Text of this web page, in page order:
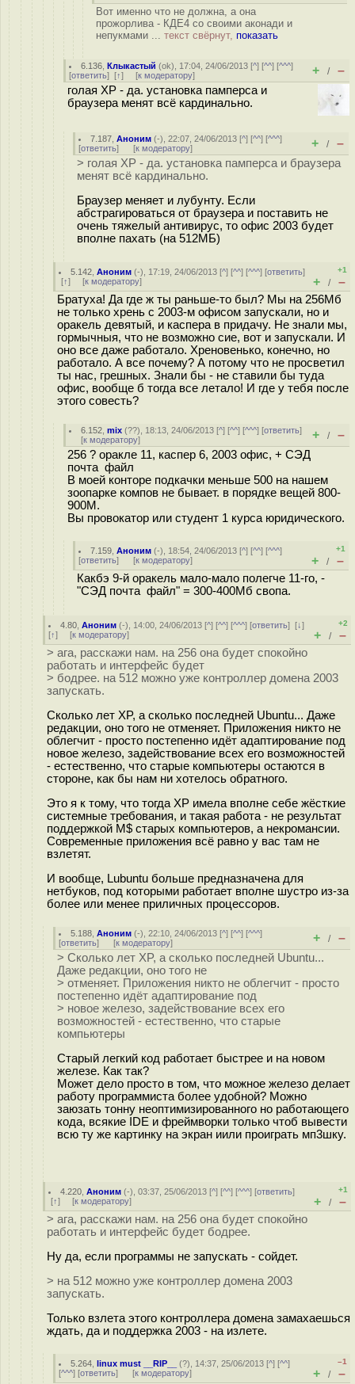
Вот именно что не должна, а она
прожорлива - КДЕ4 со своими аконади и
непукмами ... текст свёрнут, показать
6.136 ,Клыкастый (ok), 17:04, 24/06/2013 [^] [^^] [^^^]
[ответить] [↑] [к модератору] + / –
голая XP - да. установка памперса и
браузера менят всё кардинально.
7.187 ,Аноним (-), 22:07, 24/06/2013 [^] [^^] [^^^]
[ответить] [к модератору] + / –
> голая XP - да. установка памперса и браузера
менят всё кардинально.
Браузер меняет и лубунту. Если
абстрагироваться от браузера и поставить не
очень тяжелый антивирус, то офис 2003 будет
вполне пахать (на 512МБ)
5.142 ,Аноним (-), 17:19, 24/06/2013 [^] [^^] [^^^] [ответить]
[↑] [к модератору]
+1
+ / –
Братуха! Да где ж ты раньше-то был? Мы на 256Мб
не только хрень с 2003-м офисом запускали, но и
оракель девятый, и каспера в придачу. Не знали мы,
гормычныя, что не возможно сие, вот и запускали. И
оно все даже работало. Хреновенько, конечно, но
работало. А все почему? А потому что не просветил
ты нас, грешных. Знали бы - не ставили бы туда
офис, вообще б тогда все летало! И где у тебя после
этого совесть?
6.152 ,mix (??), 18:13, 24/06/2013 [^] [^^] [^^^] [ответить]
[к модератору] + / –
256 ? oракле 11, каспер 6, 2003 офис, + СЭД
почта файл
В моей конторе подкачки меньше 500 на нашем
зоопарке компов не бывает. в порядке вещей 800-
900М.
Вы провокатор или студент 1 курса юридического.
7.159 ,Аноним (-), 18:54, 24/06/2013 [^] [^^] [^^^]
[ответить] [к модератору]
+1
+ / –
Какбэ 9-й оракель мало-мало полегче 11-го, -
"СЭД почта файл" = 300-400Мб свопа.
4.80 ,Аноним (-), 14:00, 24/06/2013 [^] [^^] [^^^] [ответить][↓]
[↑] [к модератору]
+2
+ / –
> ага, расскажи нам. на 256 она будет спокойно
работать и интерфейс будет
> бодрее. на 512 можно уже контроллер домена 2003
запускать.
Сколько лет XP, а сколько последней Ubuntu... Даже
редакции, оно того не отменяет. Приложения никто не
облегчит - просто постепенно идёт адаптирование под
новое железо, задействование всех его возможностей
- естественно, что старые компьютеры остаются в
стороне, как бы нам ни хотелось обратного.
Это я к тому, что тогда XP имела вполне себе жёсткие
системные требования, и такая работа - не результат
поддержкой M$ старых компьютеров, а некромансии.
Современные приложения всё равно у вас там не
взлетят.
И вообще, Lubuntu больше предназначена для
нетбуков, под которыми работает вполне шустро из-за
более или менее приличных процессоров.
5.188 ,Аноним (-), 22:10, 24/06/2013 [^] [^^] [^^^]
[ответить] [к модератору] + / –
> Сколько лет XP, а сколько последней Ubuntu...
Даже редакции, оно того не
> отменяет. Приложения никто не облегчит - просто
постепенно идёт адаптирование под
> новое железо, задействование всех его
возможностей - естественно, что старые
компьютеры
Старый легкий код работает быстрее и на новом
железе. Как так?
Может дело просто в том, что можное железо делает
работу программиста более удобной? Можно
заюзать тонну неоптимизированного но работающего
кода, всякие IDE и фреймворки только чтоб вывести
всю ту же картинку на экран иили проиграть мп3шку.
4.220 ,Аноним (-), 03:37, 25/06/2013 [^] [^^] [^^^] [ответить]
[↑] [к модератору]
+1
+ / –
> ага, расскажи нам. на 256 она будет спокойно
работать и интерфейс будет бодрее.
Ну да, если программы не запускать - сойдет.
> на 512 можно уже контроллер домена 2003
запускать.
Только взлета этого контроллера домена замахаешься
ждать, да и поддержка 2003 - на излете.
5.264 ,linux must __RIP__ (?), 14:37, 25/06/2013 [^] [^^]
[^^^] [ответить] [к модератору]
–1
+ / –